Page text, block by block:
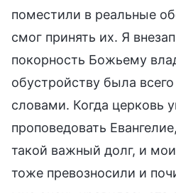
поместили в реальные
смог принять их. Я
покорность Божьему
обустройству была
словами. Когда церковь
проповедовать
такой важный долг, и
тоже превозносили и